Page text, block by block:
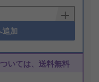
追加
いては、送料無料